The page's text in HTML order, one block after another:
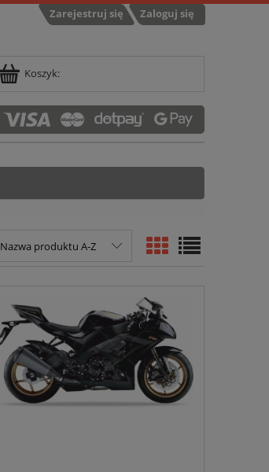
Zarejestruj się Zaloguj się
Koszyk:
Nazwa produktu A-Z